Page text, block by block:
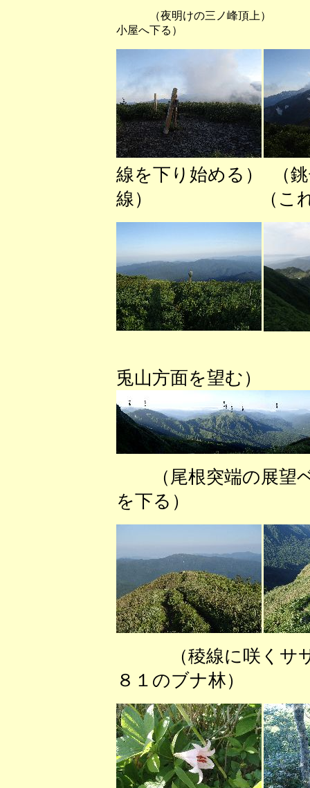
（夜明けの三ノ峰頂上） （小
小屋へ下る）
線を下り始める） （
線） （これか
兎山方面を望む）
（尾根突端の展
を下る） （剣
（稜線に咲く
８１のブナ林） （